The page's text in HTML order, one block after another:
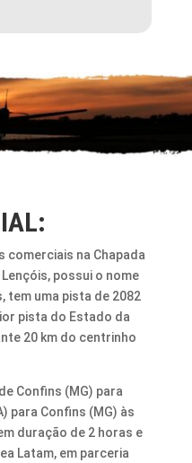
comerciais na Chapada
possui o nome
uma pista de 2082
pista do Estado da
20 km do centrinho
Confins (MG) para
para Confins (MG) às
duração de 2 horas e
Latam, em parceria